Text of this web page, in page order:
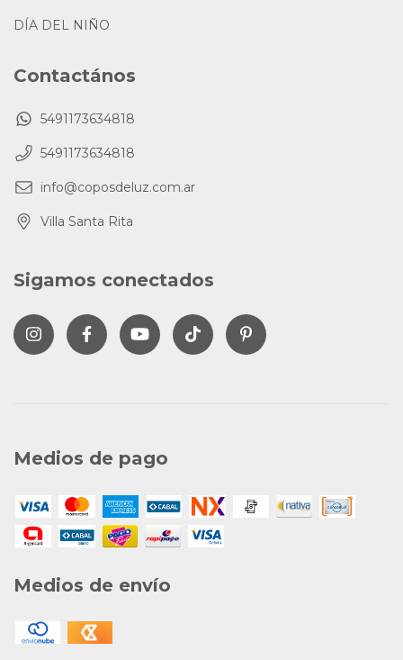
DÍA DEL NIÑO
Contactános
5491173634818
5491173634818
info@coposdeluz.com.ar
Villa Santa Rita
Sigamos conectados
Medios de pago
Medios de envío